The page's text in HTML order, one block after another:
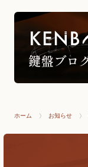
ホーム お知らせ